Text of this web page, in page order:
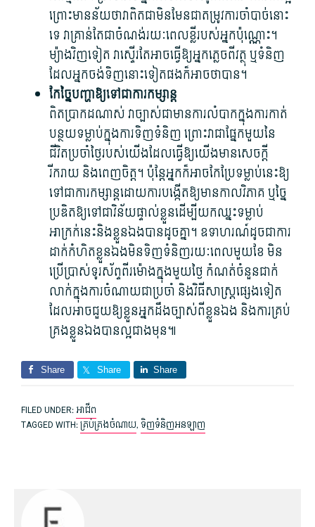
ព្រោះ​មានន័យថា​វា​ពិតជា​មិនមែន​ជា​តម្រូវការ​ចាំបាច់​នោះ​
ទេ វា​គ្រាន់តែ​ជា​ចំណង់​រយៈពេល​ខ្លី​របស់​អ្នក​ប៉ុណ្ណោះ។
ម្យ៉ាងវិញទៀត វា​ស្ទើរតែ​អាច​ធ្វើ​ឱ្យ​អ្នក​ភ្លេច​ពី​វត្ថុ ឬ​ទំនិញ​
ដែល​អ្នក​ចង់​ទិញ​នោះ​ទៀត​ផង​ក៏​អាច​ថា​បាន។
កែច្នៃ​បញ្ហា​ឱ្យ​ទៅជា​ការកម្សាន្ត
ពិតប្រាកដ​ណាស់ វា​ច្បាស់ជា​មាន​ការ​លំបាក​ក្នុង​ការ​កាត់
បន្ថយ​ទម្លាប់​ក្នុង​ការទិញ​ទំនិញ ព្រោះ​វា​ជា​ផ្នែក​មួយ​នៃ​
ជីវិត​ប្រចាំថ្ងៃ​របស់​យើង​ដែល​ធ្វើ​ឱ្យ​យើង​មាន​សេចក្តី​
រីករាយ និង​ពេញចិត្ត។ ប៉ុន្តែ​អ្នក​ក៏​អាច​កែប្រែ​ទម្លាប់​នេះ​ឱ្យ​
ទៅ​ជា​ការ​កម្សាន្ត​ដោយ​ការបង្កើត​ឱ្យ​មាន​កាលវិភាគ ឬ​ច្នៃ
ប្រឌិត​ឱ្យ​ទៅជា​វិន័យ​ផ្ទាល់ខ្លួន​ដើម្បី​យក​ឈ្នះ​ទម្លាប់​
អាក្រក់​នេះ​និង​ខ្លួនឯង​បាន​ដូចគ្នា។ ឧទាហរណ៍​ដូចជា​ការ​
ដាក់​កំហិត​ខ្លួនឯង​មិន​ទិញ​ទំនិញ​រយៈពេល​មួយ​ខែ មិន​
ប្រើប្រាស់​ទូរស័ព្ទ​ពីរ​ម៉ោង​ក្នុង​មួយថ្ងៃ កំណត់​ចំនួន​ជាក់
លាក់​ក្នុង​ការ​ចំណាយ​ជាប្រចាំ និង​វិធីសាស្ត្រ​ផ្សេង​ទៀត​
ដែល​អាច​ជួយ​ឱ្យ​ខ្លួន​អ្នក​ដឹង​ច្បាស់​ពី​ខ្លួនឯង និង​ការគ្រប់
គ្រង​ខ្លួនឯង​បាន​ល្អ​ជាង​មុន៕
Share Share Share
FILED UNDER:អាជីព
TAGGED WITH:គ្រប់គ្រង​ចំណាយ, ទិញ​ទំនិញ​អនឡាញ